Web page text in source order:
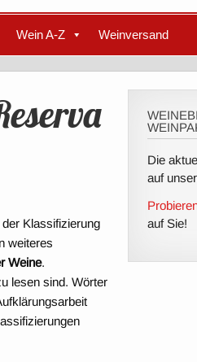
Wein A-Z Weinversand
Klassifizierung
weiteres
Weine.
lesen sind. Wörter
Die
auf
auf Sie!